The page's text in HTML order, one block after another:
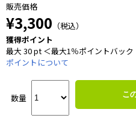
販売価格
¥3,300 （税込）
獲得ポイント
最大 30 pt ＜最大1％ポイントバック
ポイントについて
数量 こ